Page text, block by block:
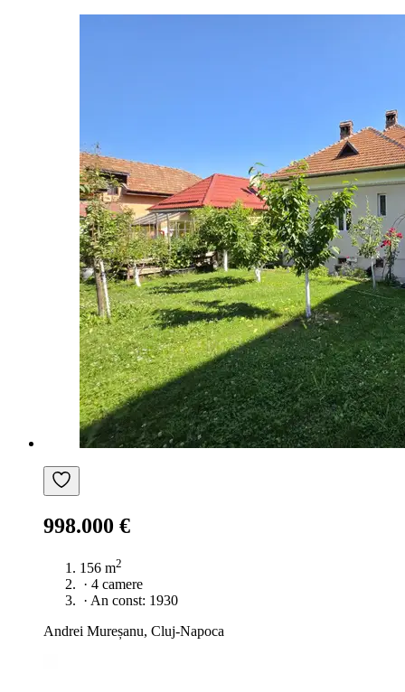
998.000 €
156 m2
· 4 camere
· An const: 1930
Andrei Mureșanu, Cluj-Napoca